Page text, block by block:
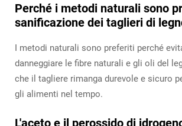
Perché i metodi naturali sono
sanificazione dei taglieri di
I metodi naturali sono preferiti perché
danneggiare le fibre naturali e gli oli del
che il tagliere rimanga durevole e sicuro
gli alimenti nel tempo.
L'aceto e il perossido di